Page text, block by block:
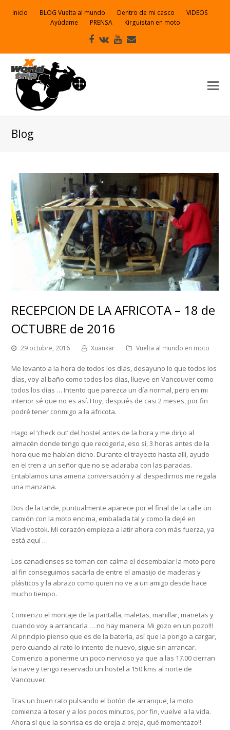
Inicio BLOG Vuelta al mundo Dentro de mi casco
VIDEOS
Ayúdame
PRENSA Kirguistan en moto
Facebook
VK Youtube
electrónico
Blog
RECEPCION DE LA AFRICOTA – 18 de
OCTUBRE de 2016
29 octubre, 2016 Xuankar Vuelta al mundo en moto
Me levanto a la hora de todos los días, desayuno lo que todos los
días, voy al baño como todos los días, llueve en Vancouver como
todos los días … Intento que parezca un día normal, pero en mi
interior sé que no es así. Hoy, después de casi 2 meses, por fin
podré tener conmigo a la africota.
Hago el ‘check out’ del hostel antes de la hora y me dirijo al
almacén donde tengo que recogerla, eso sí, 3 horas antes de la
hora que me habían dicho. Durante el trayecto hasta allí, ayudo
en el tren a un señor que no se aclaraba con las paradas.
Entablamos una amena conversación y al despedirnos me regala
una manzana.
Dos de la tarde, puntualmente aparece por el final de la calle un
camión con la moto encima, embalada tal y como la dejé en
Vladivostok. Mi corazón empieza a latir ahora con más fuerza, ya
está aquí …
Los canadienses se toman con calma el desembalar la moto pero
al fin conseguimos sacarla de entre el amasijo de maderas y
plásticos y la abrazo como quien no ve a un amigo desde hace
mucho tiempo.
Comienzo el montaje de la pantalla, maletas, manillar, manetas y
cuando voy a arrancarla … no hay manera. Mi gozo en un pozo!!!
Al principio pienso que es de la batería, así que la pongo a cargar,
pero cuando al rato lo intento de nuevo, sigue sin arrancar.
Comienzo a ponerme un poco nervioso ya que a las 17.00 cierran
la nave y tengo reservado un hostel a 150 kms al norte de
Vancouver.
Tras un buen rato pulsando el botón de arranque, la moto
comienza a toser y a los pocos minutos, por fin, vuelve a la vida.
Ahora sí que la sonrisa es de oreja a oreja, qué momentazo!!